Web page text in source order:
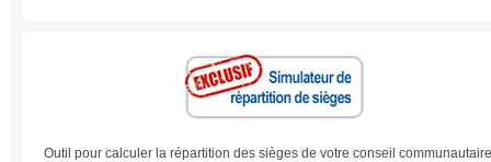
Outil pour calculer la répartition des sièges de votre conseil communautaire